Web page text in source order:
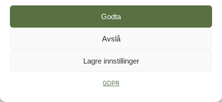
Godta
Avslå
Lagre innstillinger
GDPR